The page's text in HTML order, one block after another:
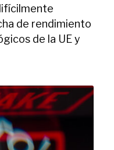
de rendimiento
de la UE y